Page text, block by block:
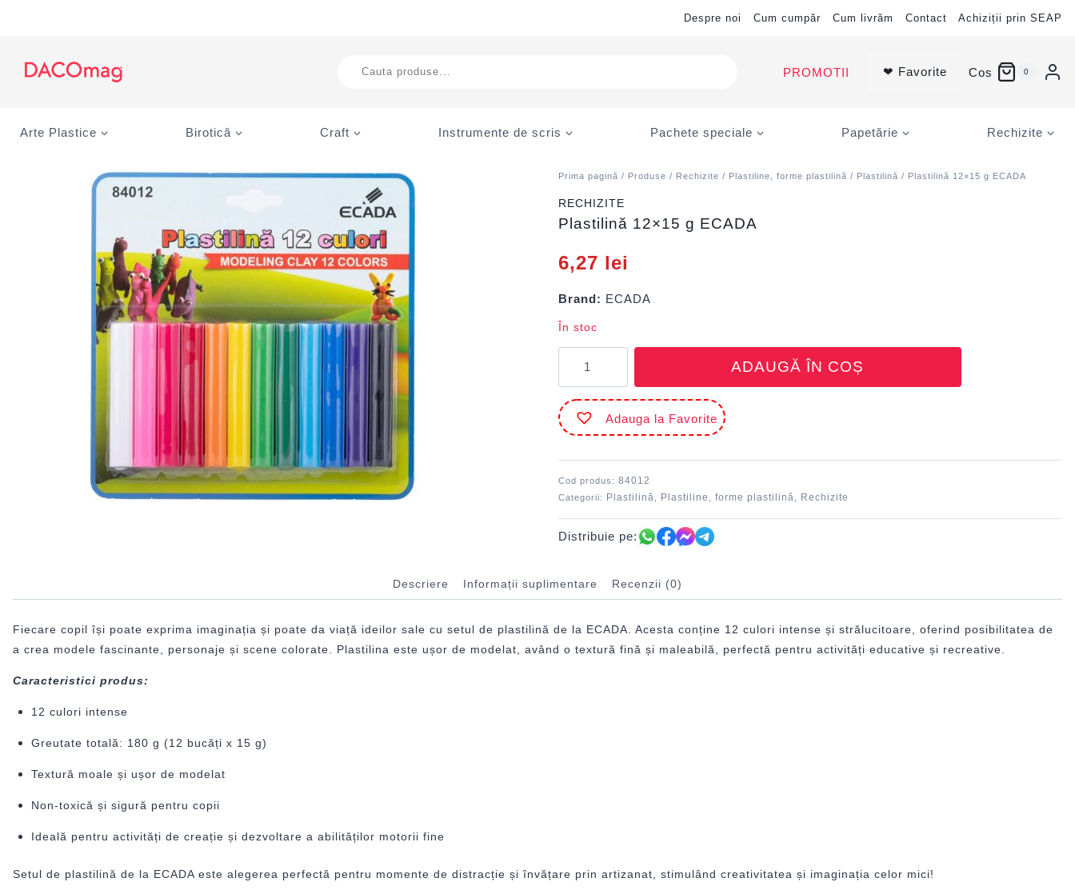
Despre noi Cum cumpăr Cum livrăm Contact Achiziții prin SEAP
search
PROMOTII ❤ Favorite Cos 0
Arte Plastice Birotică Craft Instrumente de scris Pachete speciale Papetărie Rechizite
Prima pagină / Produse / Rechizite / Plastiline, forme plastilină / Plastilină / Plastilină 12×15 g ECADA
RECHIZITE
Plastilină 12×15 g ECADA
6,27 lei
Brand: ECADA
În stoc
Plastilină
12x15
g
ECADA
ADAUGĂ ÎN COȘ
Adauga la Favorite
Cod produs:84012
Categorii: Plastilină Plastiline, forme plastilină Rechizite
Distribuie pe:
Descriere Informații suplimentare Recenzii (0)
Fiecare copil își poate exprima imaginația și poate da viață ideilor sale cu setul de plastilină de la ECADA. Acesta conține 12 culori intense și strălucitoare, oferind posibilitatea de
a crea modele fascinante, personaje și scene colorate. Plastilina este ușor de modelat, având o textură fină și maleabilă, perfectă pentru activități educative și recreative.
Caracteristici produs:
12 culori intense
Greutate totală: 180 g (12 bucăți x 15 g)
Textură moale și ușor de modelat
Non-toxică și sigură pentru copii
Ideală pentru activități de creație și dezvoltare a abilităților motorii fine
Setul de plastilină de la ECADA este alegerea perfectă pentru momente de distracție și învățare prin artizanat, stimulând creativitatea și imaginația celor mici!